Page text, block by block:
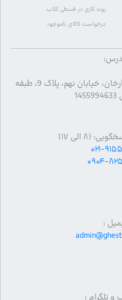
روند کاری در قسطی کلاب
درخواست کالای ناموجود
تهران، دریان نو، خیابان ستارخان، خیابان نهم، پلاک 9، طبقه
(۸ الی ۱۷)
: